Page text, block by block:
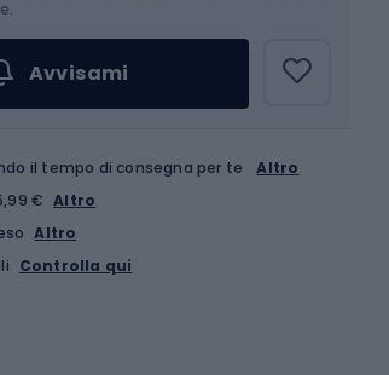
Avvisami
il tempo di consegna per te
Altro
€ Altro
Altro
Controlla qui